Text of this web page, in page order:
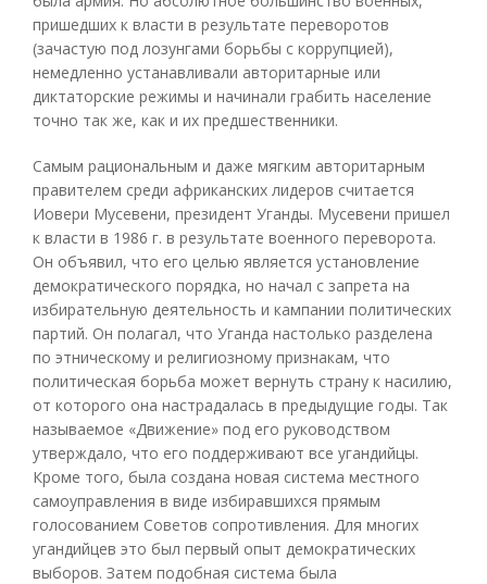
пришедших к власти в результате переворотов
(зачастую под лозунгами борьбы с коррупцией),
немедленно устанавливали авторитарные или
диктаторские режимы и начинали грабить население
точно так же, как и их предшественники.
Самым рациональным и даже мягким авторитарным
правителем среди африканских лидеров считается
Иовери Мусевени, президент Уганды. Мусевени пришел
к власти в 1986 г. в результате военного переворота.
Он объявил, что его целью является установление
демократического порядка, но начал с запрета на
избирательную деятельность и кампании политических
партий. Он полагал, что Уганда настолько разделена
по этническому и религиозному признакам, что
политическая борьба может вернуть страну к насилию,
от которого она настрадалась в предыдущие годы. Так
называемое «Движение» под его руководством
утверждало, что его поддерживают все угандийцы.
Кроме того, была создана новая система местного
самоуправления в виде избиравшихся прямым
голосованием Советов сопротивления. Для многих
угандийцев это был первый опыт демократических
выборов. Затем подобная система была